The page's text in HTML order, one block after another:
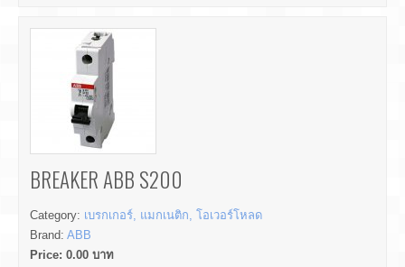
BREAKER ABB S200
Category: เบรกเกอร์, แมกเนติก, โอเวอร์โหลด
Brand: ABB
Price: 0.00 บาท